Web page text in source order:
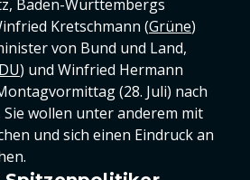
Baden-Württembergs
Kretschmann (Grüne)
von Bund und Land,
) und Winfried Hermann
(28. Juli) nach
Sie wollen unter anderem mit
und sich einen Eindruck an